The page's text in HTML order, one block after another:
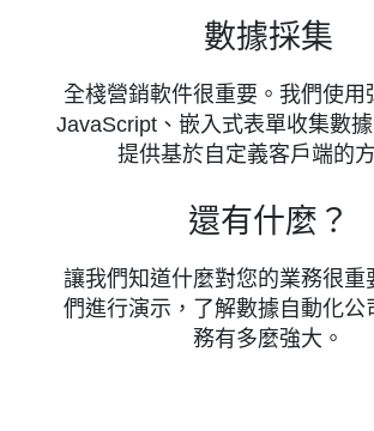
數據採集
全棧營銷軟件很重要。我們使用
JavaScript、嵌入式表單收集數
提供基於自定義客戶端的
還有什麼？
讓我們知道什麼對您的業務很重
們進行演示，了解數據自動化公
務有多麼強大。